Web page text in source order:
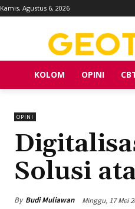
Kamis, Agustus 6, 2026
KOLOM OPINI
OPINI
Solusi
By Budi Muliawan Minggu, 17 Mei